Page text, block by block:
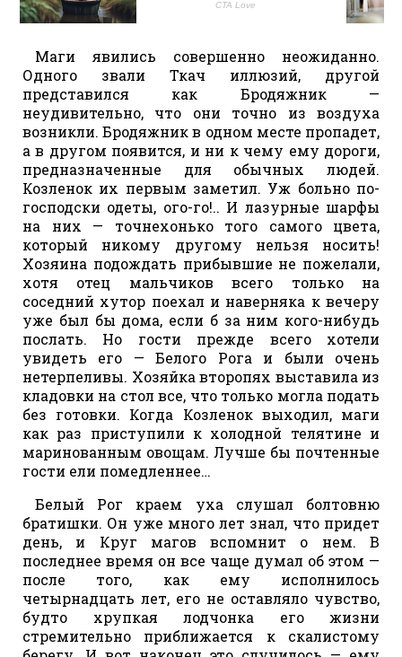
Маги явились совершенно неожиданно.
Одного звали Ткач иллюзий, другой
представился как Бродяжник —
неудивительно, что они точно из воздуха
возникли. Бродяжник в одном месте пропадет,
а в другом появится, и ни к чему ему дороги,
предназначенные для обычных людей.
Козленок их первым заметил. Уж больно по-
господски одеты, ого-го!.. И лазурные шарфы
на них — точнехонько того самого цвета,
который никому другому нельзя носить!
Хозяина подождать прибывшие не пожелали,
хотя отец мальчиков всего только на
соседний хутор поехал и наверняка к вечеру
уже был бы дома, если б за ним кого-нибудь
послать. Но гости прежде всего хотели
увидеть его — Белого Рога и были очень
нетерпеливы. Хозяйка второпях выставила из
кладовки на стол все, что только могла подать
без готовки. Когда Козленок выходил, маги
как раз приступили к холодной телятине и
маринованным овощам. Лучше бы почтенные
гости ели помедленнее…
Белый Рог краем уха слушал болтовню
братишки. Он уже много лет знал, что придет
день, и Круг магов вспомнит о нем. В
последнее время он все чаще думал об этом —
после того, как ему исполнилось
четырнадцать лет, его не оставляло чувство,
будто хрупкая лодчонка его жизни
стремительно приближается к скалистому